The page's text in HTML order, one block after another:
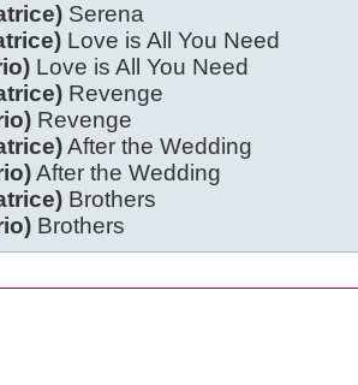
Serena
Love is All You Need
Love is All You Need
Revenge
Revenge
After the Wedding
After the Wedding
Brothers
Brothers